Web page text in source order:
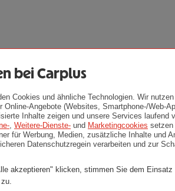
bei Carplus
Cookies und ähnliche Technologien. Wir
Online-Angebote (Websites, Smartphone-/Web-
Inhalte zeigen und unsere Services laufend
Weitere-Dienste- und Marketingcookies setzen
für Werbung, Medien, zusätzliche Inhalte und
Datenschutzregein verarbeiten und zur
akzeptieren" klicken, stimmen Sie dem